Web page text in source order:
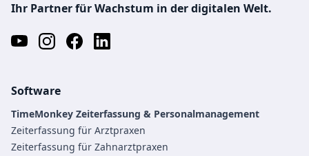
Ihr Partner für Wachstum in der digitalen Welt.
Software
TimeMonkey Zeiterfassung & Personalmanagement
Zeiterfassung für Arztpraxen
Zeiterfassung für Zahnarztpraxen